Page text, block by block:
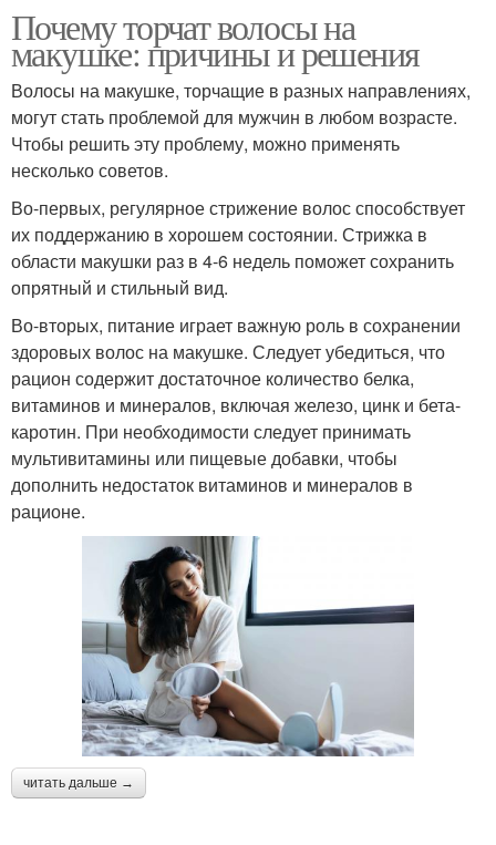
Почему торчат волосы на
макушке: причины и решения
Волосы на макушке, торчащие в разных направлениях,
могут стать проблемой для мужчин в любом возрасте.
Чтобы решить эту проблему, можно применять
несколько советов.
Во-первых, регулярное стрижение волос способствует
их поддержанию в хорошем состоянии. Стрижка в
области макушки раз в 4-6 недель поможет сохранить
опрятный и стильный вид.
Во-вторых, питание играет важную роль в сохранении
здоровых волос на макушке. Следует убедиться, что
рацион содержит достаточное количество белка,
витаминов и минералов, включая железо, цинк и бета-
каротин. При необходимости следует принимать
мультивитамины или пищевые добавки, чтобы
дополнить недостаток витаминов и минералов в
рационе.
читать дальше →